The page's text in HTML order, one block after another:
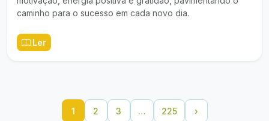
caminho para o sucesso em cada novo dia.
Ler
1 2 3 … 225 ›